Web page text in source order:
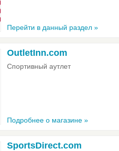
Перейти в данный раздел »
OutletInn.com
Спортивный аутлет
Подробнее о магазине »
SportsDirect.com